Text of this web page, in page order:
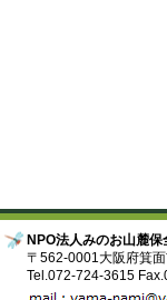
NPO法人みのお山麓
〒562-0001大阪府箕
Tel.072-724-3615